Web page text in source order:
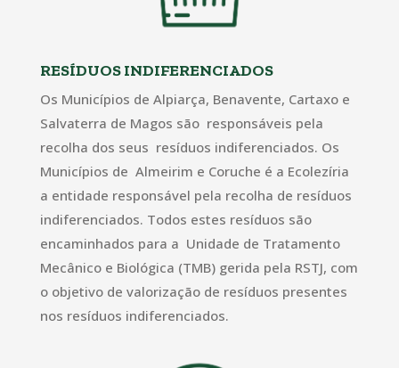
RESÍDUOS INDIFERENCIADOS
Os Municípios de Alpiarça, Benavente, Cartaxo e
Salvaterra de Magos são responsáveis pela
recolha dos seus resíduos indiferenciados. Os
Municípios de Almeirim e Coruche é a Ecolezíria
a entidade responsável pela recolha de resíduos
indiferenciados. Todos estes resíduos são
encaminhados para a Unidade de Tratamento
Mecânico e Biológica (TMB) gerida pela RSTJ, com
o objetivo de valorização de resíduos presentes
nos resíduos indiferenciados.